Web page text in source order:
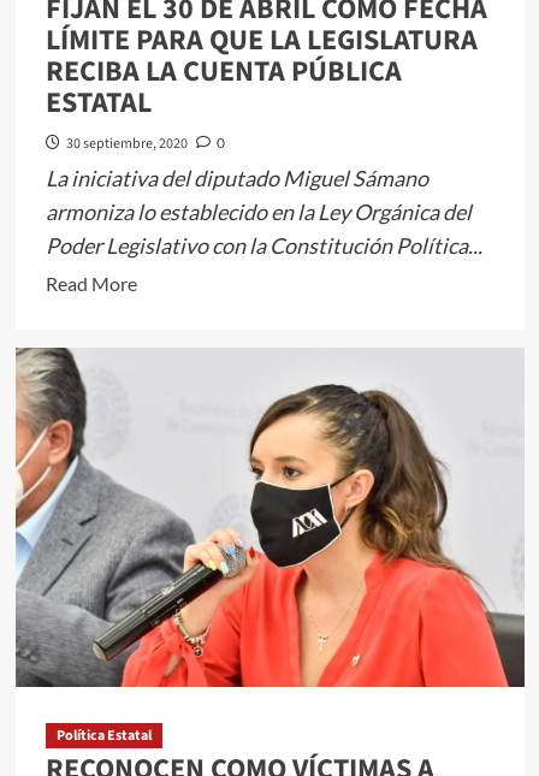
ESTADOS
UNIDOS
A
MEXIQUENSES
FIJAN EL 30 DE ABRIL COMO FECHA
LÍMITE PARA QUE LA LEGISLATURA
RECIBA LA CUENTA PÚBLICA
ESTATAL
30 septiembre, 2020 0
La iniciativa del diputado Miguel Sámano
armoniza lo establecido en la Ley Orgánica del
Poder Legislativo con la Constitución Política...
Read MoreRead
about
ABRIL
COMO
FECHA
LÍMITE
PARA
QUE
LA
RECIBA
LA
Política Estatal